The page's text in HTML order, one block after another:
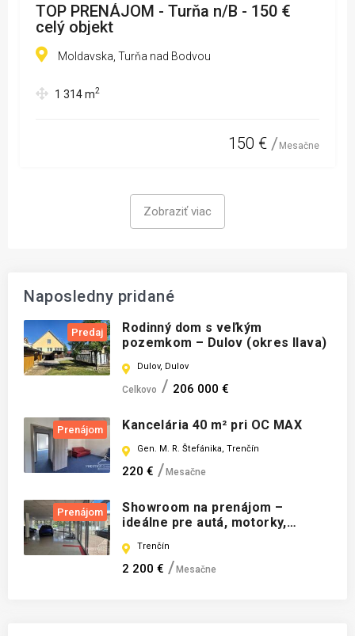
TOP PRENÁJOM - Turňa n/B - 150 €
celý objekt
Moldavska, Turňa nad Bodvou
1 314m2
150 € Mesačne
Zobraziť viac
Naposledny pridané
Predaj
Rodinný dom s veľkým
pozemkom – Dulov (okres Ilava)
Dulov, Dulov
Celkovo 206 000 €
Prenájom Kancelária 40 m² pri OC MAX
Gen. M. R. Štefánika, Trenčín
220 € Mesačne
Prenájom
Showroom na prenájom –
ideálne pre autá, motorky,
Trenčín
2 200 € Mesačne